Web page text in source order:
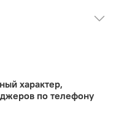
характер,
по телефону